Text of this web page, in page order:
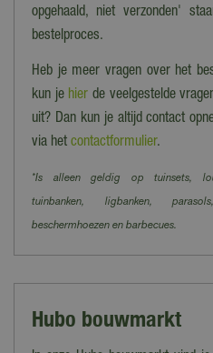
opgehaald, niet verzonden'
bestelproces.
Heb je meer vragen over het
kun je hier de veelgestelde
uit? Dan kun je altijd contact
via het contactformulier.
*Is alleen geldig op tuinsets,
tuinbanken, ligbanken,
beschermhoezen en barbecues.
Hubo bouwmarkt